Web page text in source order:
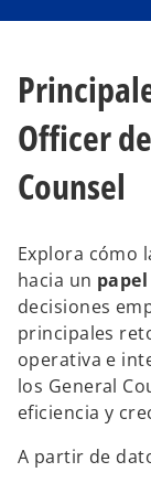
Officer
Counsel
Explora cómo
hacia un
decisiones
principales
operativa e
los General
eficiencia y
A partir de